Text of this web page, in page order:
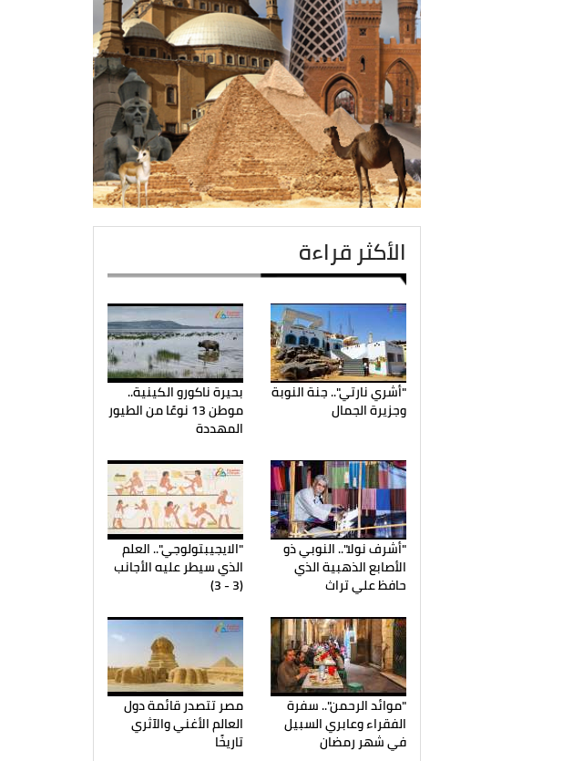
الأكثر قراءة
"أشري نارتي".. جنة النوبة
وجزيرة الجمال
بحيرة ناكورو الكينية..
موطن 13 نوعًا من الطيور
المهددة
"أشرف نولا".. النوبي ذو
الأصابع الذهبية الذي
حافظ علي تراث
"الايجيبتولوجي".. العلم
الذي سيطر عليه الأجانب
(3 - 3)
"موائد الرحمن".. سفرة
الفقراء وعابري السبيل
في شهر رمضان
مصر تتصدر قائمة دول
العالم الأغني والآثري
تاريخًا